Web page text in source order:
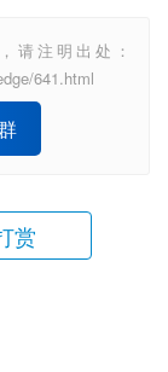
请注明出处：
641.html
赏